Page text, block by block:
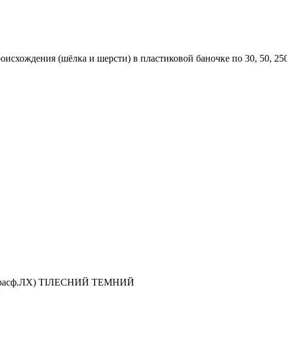
(шёлка и шерсти) в пластиковой баночке по 30, 50,
ТІЛЕСНИЙ ТЕМНИЙ